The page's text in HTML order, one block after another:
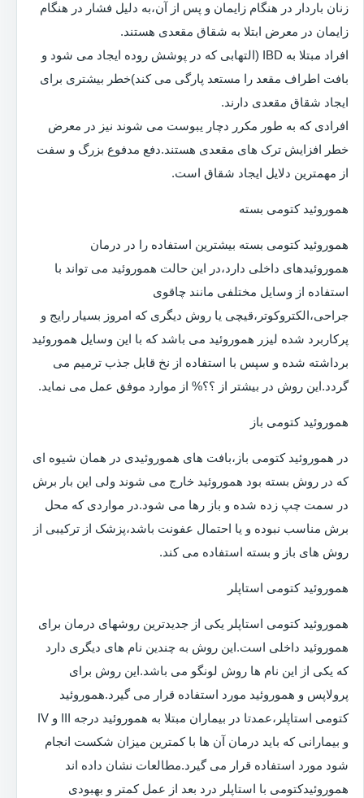
زنان باردار در هنگام زایمان و پس از آن،به دلیل فشار در هنگام
زایمان در معرض ابتلا به شقاق مقعدی هستند.
افراد مبتلا به IBD (التهابی که در پوشش روده ایجاد می شود و
بافت اطراف مقعد را مستعد پارگی می کند)خطر بیشتری برای
ایجاد شقاق مقعدی دارند.
افرادی که به طور مکرر دچار یبوست می شوند نیز در معرض
خطر افزایش ترک های مقعدی هستند.دفع مدفوع بزرگ و سفت
از مهمترین دلایل ایجاد شقاق است.
هموروئید کتومی بسته
هموروئید کتومی بسته بیشترین استفاده را در درمان
هموروئیدهای داخلی دارد،در این حالت هموروئید می تواند با
استفاده از وسایل مختلفی مانند چاقوی
جراحی،الکتروکوتر،قیچی یا روش دیگری که امروز بسیار رایج و
پرکاربرد شده لیزر هموروئید می باشد که با این وسایل هموروئید
برداشته شده و سپس با استفاده از نخ قابل جذب ترمیم می
گردد.این روش در بیشتر از ؟؟% از موارد موفق عمل می نماید.
هموروئید کتومی باز
در هموروئید کتومی باز،بافت های هموروئیدی در همان شیوه ای
که در روش بسته بود هموروئید خارج می شوند ولی این بار برش
در سمت چپ زده شده و باز رها می شود.در مواردی که محل
برش مناسب نبوده و یا احتمال عفونت باشد،پزشک از ترکیبی از
روش های باز و بسته استفاده می کند.
هموروئید کتومی استاپلر
هموروئید کتومی استاپلر یکی از جدیدترین روشهای درمان برای
هموروئید داخلی است.این روش به چندین نام های دیگری دارد
که یکی از این نام ها روش لونگو می باشد.این روش برای
پرولاپس و هموروئید مورد استفاده قرار می گیرد.هموروئید
کتومی استاپلر،عمدتا در بیماران مبتلا به هموروئید درجه III و IV
و بیمارانی که باید درمان آن ها با کمترین میزان شکست انجام
شود مورد استفاده قرار می گیرد.مطالعات نشان داده اند
هموروئیدکتومی با استاپلر درد بعد از عمل کمتر و بهبودی